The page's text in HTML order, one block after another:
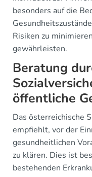
besonders auf die
Risiken zu
gewährleisten.
Beratung
öffentliche
Das österreichische
empfiehlt, vor der
gesundheitlichen
zu klären. Dies ist
bestehenden